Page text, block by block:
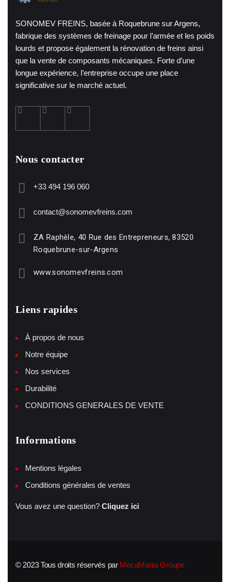
SONOMEV FREINS, basée à Roquebrune sur Argens,
fabrique des systèmes de freinage pour l’armée et les poids
lourds et propose également la rénovation de freins ainsi
que la vente de composants mécaniques. Forte d’une
longue expérience, l’entreprise occupe une place
significative sur le marché actuel.
Nous contacter
+33 494 196 060
contact@sonomevfreins.com
ZA Raphèle, 40 Rue des Entrepreneurs, 83520
Roquebrune-sur-Argens
www.sonomevfreins.com
Liens rapides
À propos de nous
Notre équipe
Nos services
Durabilité
CONDITIONS GENERALES DE VENTE
Informations
Mentions légales
Conditions générales de ventes
Vous avez une question? Cliquez ici
© 2023 Tous droits réservés par MecaMania Groupe